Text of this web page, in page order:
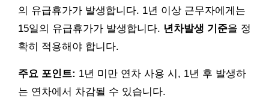
의 유급휴가가 발생합니다. 1년 이상 근무자에게는
15일의 유급휴가가 발생합니다. 년차발생 기준을 정
확히 적용해야 합니다.
주요 포인트: 1년 미만 연차 사용 시, 1년 후 발생하
는 연차에서 차감될 수 있습니다.